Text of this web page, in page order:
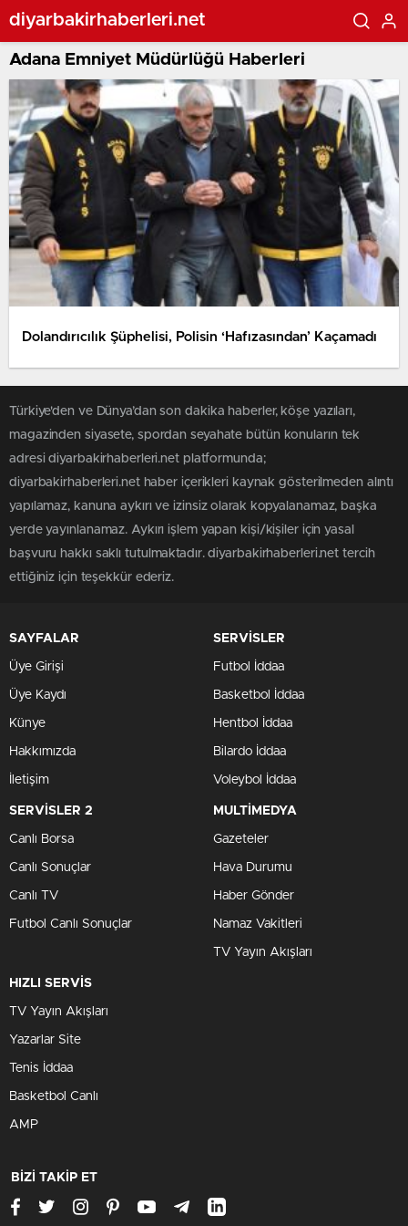
diyarbakirhaberleri.net
Adana Emniyet Müdürlüğü Haberleri
Dolandırıcılık Şüphelisi, Polisin ‘Hafızasından’ Kaçamadı
Türkiye'den ve Dünya’dan son dakika haberler, köşe yazıları,
magazinden siyasete, spordan seyahate bütün konuların tek
adresi diyarbakirhaberleri.net platformunda;
diyarbakirhaberleri.net haber içerikleri kaynak gösterilmeden alıntı
yapılamaz, kanuna aykırı ve izinsiz olarak kopyalanamaz, başka
yerde yayınlanamaz. Aykırı işlem yapan kişi/kişiler için yasal
başvuru hakkı saklı tutulmaktadır. diyarbakirhaberleri.net tercih
ettiğiniz için teşekkür ederiz.
SAYFALAR
Üye Girişi
Üye Kaydı
Künye
Hakkımızda
İletişim
SERVİSLER
Futbol İddaa
Basketbol İddaa
Hentbol İddaa
Bilardo İddaa
Voleybol İddaa
SERVİSLER 2
Canlı Borsa
Canlı Sonuçlar
Canlı TV
Futbol Canlı Sonuçlar
MULTİMEDYA
Gazeteler
Hava Durumu
Haber Gönder
Namaz Vakitleri
TV Yayın Akışları
HIZLI SERVİS
TV Yayın Akışları
Yazarlar Site
Tenis İddaa
Basketbol Canlı
AMP
BİZİ TAKİP ET